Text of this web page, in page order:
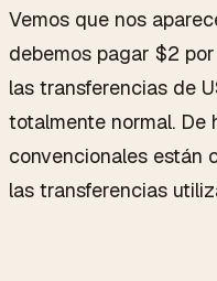
Vemos que nos
debemos pagar $2
las transferencias de
totalmente normal. De
convencionales están
las transferencias